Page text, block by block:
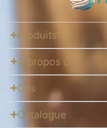
Produits
A propos de
Cas
Catalogue